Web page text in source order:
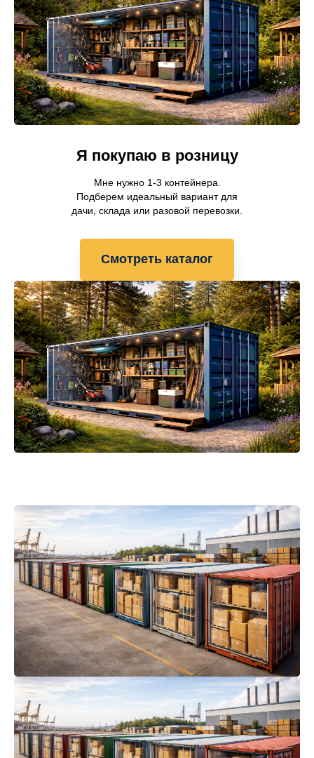
Я покупаю в розницу
Мне нужно 1-3 контейнера.
Подберем идеальный вариант для
дачи, склада или разовой перевозки.
Смотреть каталог